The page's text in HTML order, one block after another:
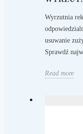
Wyrzutnia
usuwanie
Sprawdź
Read more